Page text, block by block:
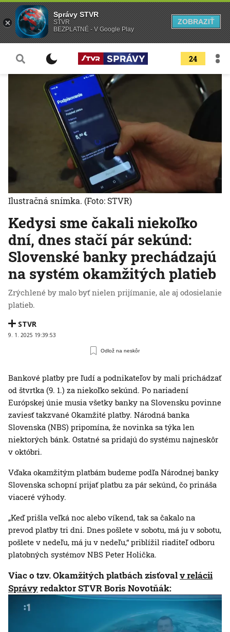
24
Kedysi sme čakali niekoľko
dní, dnes stačí pár sekúnd:
Slovenské banky prechádzajú
na systém okamžitých platieb
Zrýchlené by malo byť nielen prijímanie, ale aj odosielanie
platieb.
STVR
9. 1. 2025 19:39:53
Odlož na neskôr
Ilustračná snímka. (Foto: STVR)
Bankové platby pre ľudí a podnikateľov by mali prichádzať
od štvrtka (9. 1.) za niekoľko sekúnd. Po nariadení
Európskej únie musia všetky banky na Slovensku povinne
zaviesť takzvané Okamžité platby. Národná banka
Slovenska (NBS) pripomína, že novinka sa týka len
niektorých bánk. Ostatné sa pridajú do systému najneskôr
v októbri.
Vďaka okamžitým platbám budeme podľa Národnej banky
Slovenska schopní prijať platbu za pár sekúnd, čo prináša
viaceré výhody.
„Keď prišla veľká noc alebo víkend, tak sa čakalo na
prevod platby tri dni. Dnes pošlete v sobotu, má ju v sobotu,
pošlete v nedeľu, má ju v nedeľu,“ priblížil riaditeľ odboru
platobných systémov NBS Peter Holička.
Viac o tzv. Okamžitých platbách zisťovalv relácii
Správyredaktor STVR Boris Novotňák:
Správy STVR
STVR
BEZPLATNÉ - V Google Play
ZOBRAZIŤ